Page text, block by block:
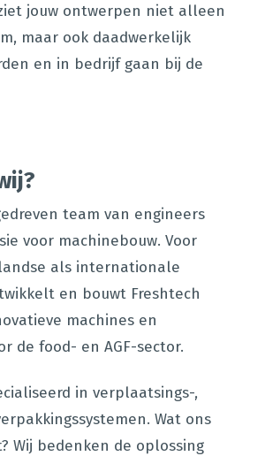
ziet jouw ontwerpen niet alleen
maar ook daadwerkelijk
en in bedrijf gaan bij de
team van engineers
voor machinebouw. Voor
als internationale
en bouwt Freshtech
machines en
de food- en AGF-sector.
in verplaatsings-,
Wat ons
Wij bedenken de oplossing